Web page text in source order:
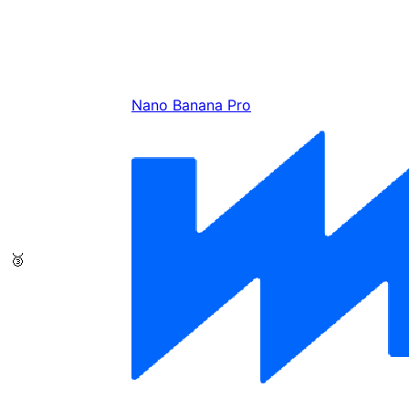
Nano Banana Pro
🥉